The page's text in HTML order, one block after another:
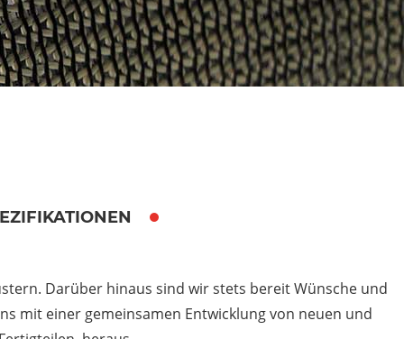
Darüber hinaus sind wir stets bereit Wünsche und
mit einer gemeinsamen Entwicklung von neuen und